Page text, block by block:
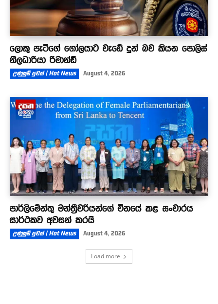
ලොකු පැටීගේ ගෝලයාට වැඩේ දුන් බව කියන පොලිස්
නිලධාරියා රිමාන්ඩ්
උණුසුම් පුවත් | Hot News August 4, 2026
පාර්ලිමේන්තු මන්ත්‍රීවරියන්ගේ චීනයේ කළ සංචාරය
සාර්ථකව අවසන් කරයි
උණුසුම් පුවත් | Hot News August 4, 2026
Load more